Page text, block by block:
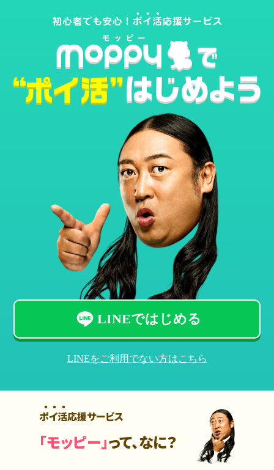
LINEではじめる
LINEをご利用でない方はこちら
ポイ活応援サービス
「モッピー」って、なに？